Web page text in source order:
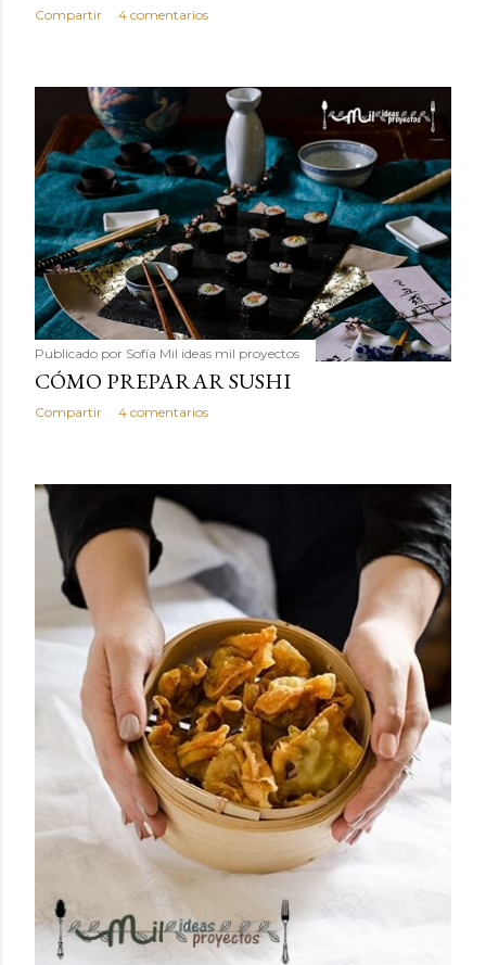
Compartir 4 comentarios
Publicado por Sofía Mil ideas mil proyectos
CÓMO PREPARAR SUSHI
Compartir 4 comentarios